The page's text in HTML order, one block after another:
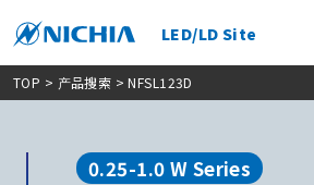
LED/LD Site
TOP > 产品搜索 > NFSL123D
0.25-1.0 W Series